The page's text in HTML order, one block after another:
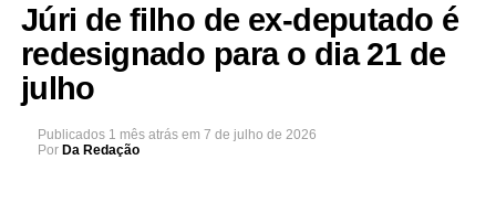
Júri de filho de ex-deputado é
redesignado para o dia 21 de
julho
Publicados 1 mês atrás em 7 de julho de 2026
Por Da Redação